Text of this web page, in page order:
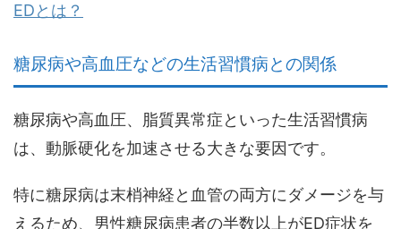
EDとは？
糖尿病や高血圧などの生活習慣病との関係
糖尿病や高血圧、脂質異常症といった生活習慣病
は、動脈硬化を加速させる大きな要因です。
特に糖尿病は末梢神経と血管の両方にダメージを与
えるため、 男性糖尿病患者の半数以上がED症状を